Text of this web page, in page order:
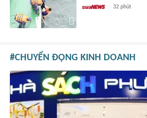
32 phút
CHUYỂN ĐỘNG KINH DOANH